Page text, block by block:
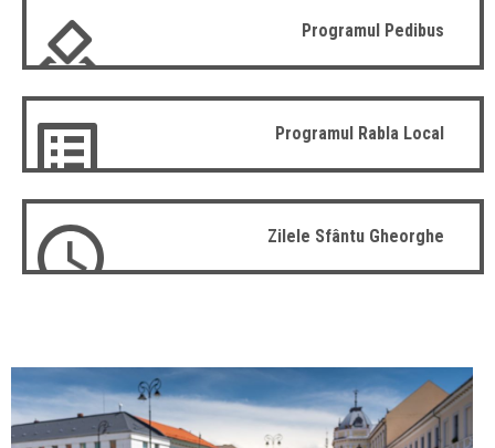
Programul Pedibus
Programul Rabla Local
Zilele Sfântu Gheorghe